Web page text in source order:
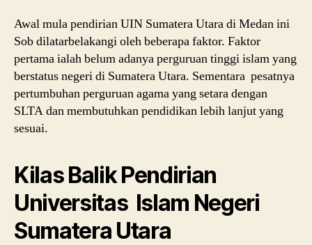
Awal mula pendirian UIN Sumatera Utara di Medan ini
Sob dilatarbelakangi oleh beberapa faktor. Faktor
pertama ialah belum adanya perguruan tinggi islam yang
berstatus negeri di Sumatera Utara. Sementara pesatnya
pertumbuhan perguruan agama yang setara dengan
SLTA dan membutuhkan pendidikan lebih lanjut yang
sesuai.
Kilas Balik Pendirian
Universitas Islam Negeri
Sumatera Utara